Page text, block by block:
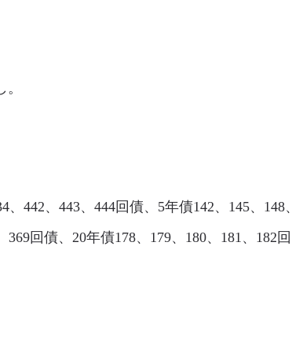
442、443、444回債、5年債142、145、148、
回債、20年債178、179、180、181、182回